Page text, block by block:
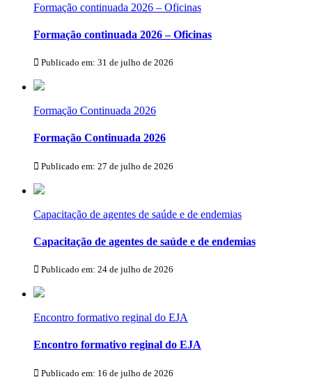
Formação continuada 2026 – Oficinas
Formação continuada 2026 – Oficinas
Publicado em: 31 de julho de 2026
Formação Continuada 2026
Formação Continuada 2026
Publicado em: 27 de julho de 2026
Capacitação de agentes de saúde e de endemias
Capacitação de agentes de saúde e de endemias
Publicado em: 24 de julho de 2026
Encontro formativo reginal do EJA
Encontro formativo reginal do EJA
Publicado em: 16 de julho de 2026